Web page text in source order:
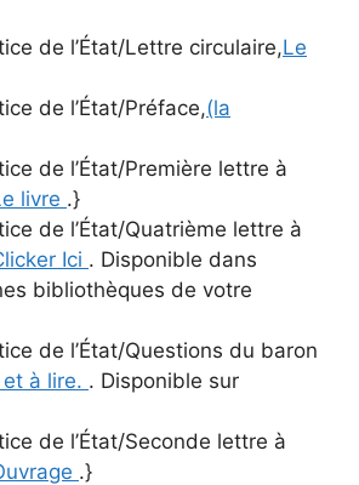
de l’État/Lettre circulaire,Le
de l’État/Préface,(la
de l’État/Première lettre à
livre .}
de l’État/Quatrième lettre à
Ici . Disponible dans
bibliothèques de votre
de l’État/Questions du baron
à lire. . Disponible sur
de l’État/Seconde lettre à
.}